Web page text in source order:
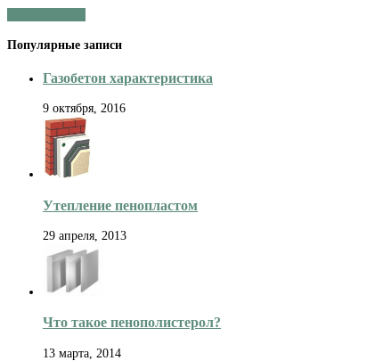
Популярные записи
Газобетон характеристика
9 октября, 2016
Утепление пенопластом
29 апреля, 2013
Что такое пенополистерол?
13 марта, 2014